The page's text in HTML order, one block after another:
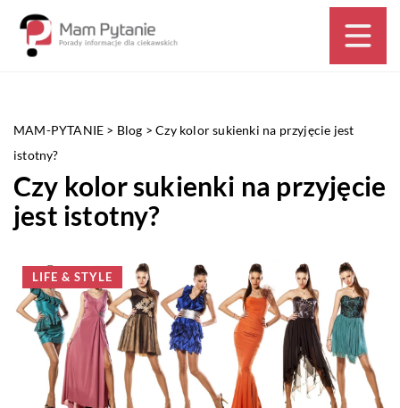
MAM-PYTANIE > Blog >Czy kolor sukienki na przyjęcie jest
istotny?
Czy kolor sukienki na przyjęcie
jest istotny?
LIFE & STYLE